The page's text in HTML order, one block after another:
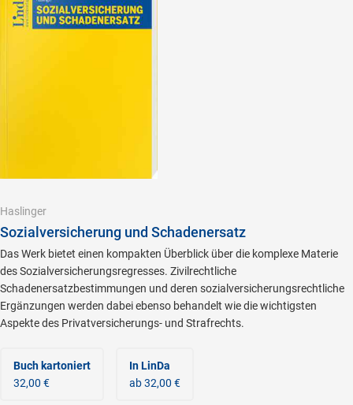
Haslinger
Sozialversicherung und Schadenersatz
Das Werk bietet einen kompakten Überblick über die komplexe Materie
des Sozialversicherungsregresses. Zivilrechtliche
Schadenersatzbestimmungen und deren sozialversicherungsrechtliche
Ergänzungen werden dabei ebenso behandelt wie die wichtigsten
Aspekte des Privatversicherungs- und Strafrechts.
Buch kartoniert
32,00 €
In LinDa
ab 32,00 €